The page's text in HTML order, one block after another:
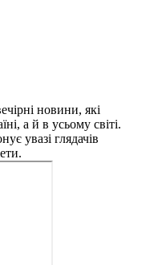
новини, які
а й в усьому світі.
увазі глядачів